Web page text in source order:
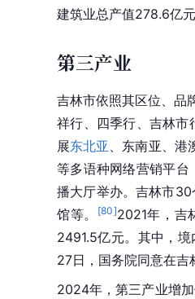
建筑业总产值278.6亿
第三产业
吉林市依照其区位、品
祥行、四季行、吉林市
展东北亚 、东南亚、港
等多语种网络营销平台
播大厅举办。吉林市
馆等。
[80]2021年，吉
2491.5亿元。其中，
27日，国务院同意在吉
2024年，第三产业增